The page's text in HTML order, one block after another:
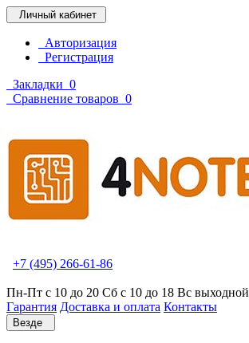
Личный кабинет
Авторизация
Регистрация
Закладки 0
Сравнение товаров 0
+7 (495) 266-61-86
Пн-Пт с 10 до 20 Сб с 10 до 18 Вс выходной
Гарантия Доставка и оплата Контакты
Везде